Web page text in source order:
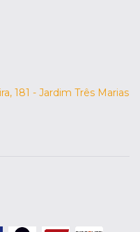
181 - Jardim Três Marias